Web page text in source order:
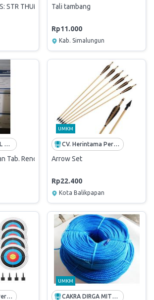
STR THUMB;14IN; COW SPLIT
Tali tambang
Rp11.000
Kab. Simalungun
TRIPLE EGLOBAL TRANSFORMASI
Tab. Rencana Mandiri (FFO 071)
UMKM
CV. Herintama Persada
Arrow Set
Rp22.400
Kota Balikpapan
CV. Herintama Persada
UMKM
CAKRA DIRGA MITRA ABADI